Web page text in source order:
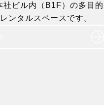
ビル内（B1F）の多目的
ンタルスペースです。